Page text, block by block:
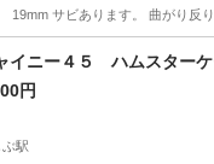
サビあります。 曲がり反
新宮中央駅 その他 鉄板
イニー４５ ハムスタ
円
ぶ駅